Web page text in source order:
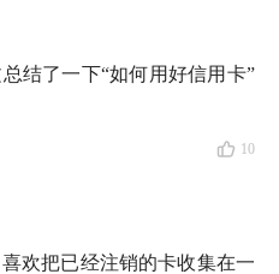
，掌控好自己的欲望
不懂
结了一下“如何用好信用卡”
10
欢把已经注销的卡收集在一